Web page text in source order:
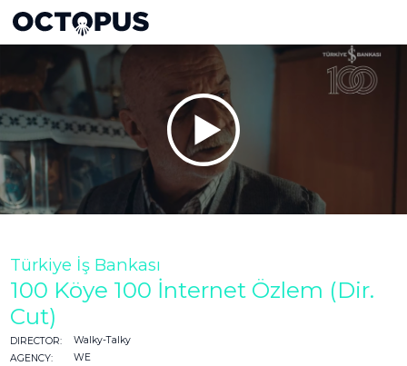
Türkiye İş Bankası
100 Köye 100 İnternet Özlem (Dir.
Cut)
DIRECTOR:
Walky-Talky
AGENCY:
WE